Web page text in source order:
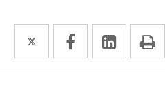
Twitter
Enlace
a
Facebook
Enlace
a
Enlace
a